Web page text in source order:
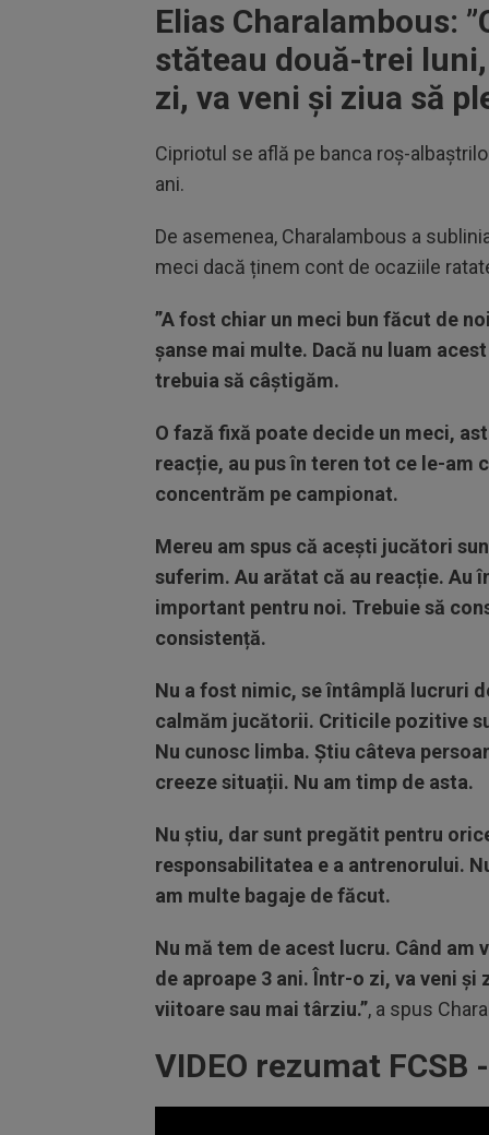
Elias Charalambous: ”
stăteau două-trei
zi, va veni și ziua să
Cipriotul se află pe banca roș-
ani.
De asemenea, Charalambous a
meci dacă ținem cont de ocaziile
”A fost chiar un meci bun făcut de
șanse mai multe. Dacă nu luam
trebuia să câștigăm.
O fază fixă poate decide un meci,
reacție, au pus în teren tot ce le-am
concentrăm pe campionat.
Mereu am spus că acești jucători
suferim. Au arătat că au reacție. Au
important pentru noi. Trebuie să
consistență.
Nu a fost nimic, se întâmplă lucruri
calmăm jucătorii. Criticile pozitive
Nu cunosc limba. Știu câteva
creeze situații. Nu am timp de asta.
Nu știu, dar sunt pregătit pentru
responsabilitatea e a antrenorului.
am multe bagaje de făcut.
Nu mă tem de acest lucru. Când
de aproape 3 ani. Într-o zi, va veni și
viitoare sau mai târziu.”, a spus
VIDEO rezumat FCSB